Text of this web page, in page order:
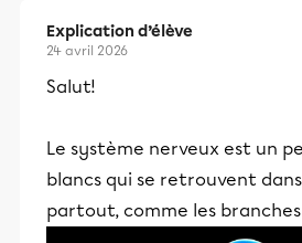
Explication d’élève
24 avril 2026
Salut!
Le système nerveux est un
blancs qui se retrouvent
partout, comme les